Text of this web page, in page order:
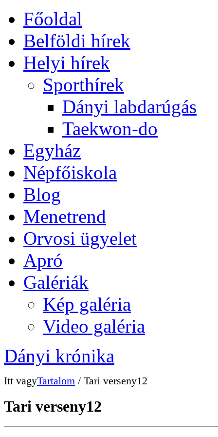
Főoldal
Belföldi hírek
Helyi hírek
Sporthírek
Dányi labdarúgás
Taekwon-do
Egyház
Népfőiskola
Blog
Menetrend
Orvosi ügyelet
Apró
Galériák
Kép galéria
Video galéria
Dányi krónika
Itt vagyTartalom / Tari verseny12
Tari verseny12